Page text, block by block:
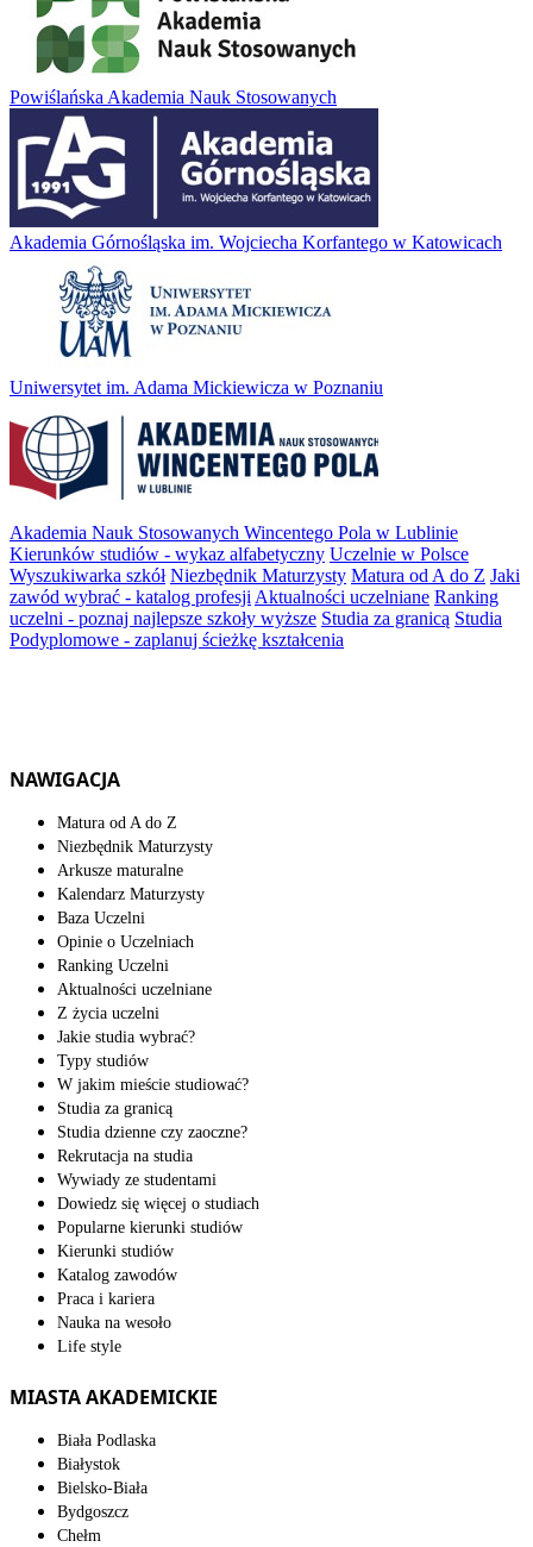
Powiślańska Akademia Nauk Stosowanych
Akademia Górnośląska im. Wojciecha Korfantego w Katowicach
Uniwersytet im. Adama Mickiewicza w Poznaniu
Akademia Nauk Stosowanych Wincentego Pola w Lublinie
Kierunków studiów - wykaz alfabetyczny Uczelnie w Polsce
Wyszukiwarka szkół Niezbędnik Maturzysty Matura od A do Z Jaki
zawód wybrać - katalog profesji Aktualności uczelniane Ranking
uczelni - poznaj najlepsze szkoły wyższe Studia za granicą Studia
Podyplomowe - zaplanuj ścieżkę kształcenia
NAWIGACJA
Matura od A do Z
Niezbędnik Maturzysty
Arkusze maturalne
Kalendarz Maturzysty
Baza Uczelni
Opinie o Uczelniach
Ranking Uczelni
Aktualności uczelniane
Z życia uczelni
Jakie studia wybrać?
Typy studiów
W jakim mieście studiować?
Studia za granicą
Studia dzienne czy zaoczne?
Rekrutacja na studia
Wywiady ze studentami
Dowiedz się więcej o studiach
Popularne kierunki studiów
Kierunki studiów
Katalog zawodów
Praca i kariera
Nauka na wesoło
Life style
MIASTA AKADEMICKIE
Biała Podlaska
Białystok
Bielsko-Biała
Bydgoszcz
Chełm